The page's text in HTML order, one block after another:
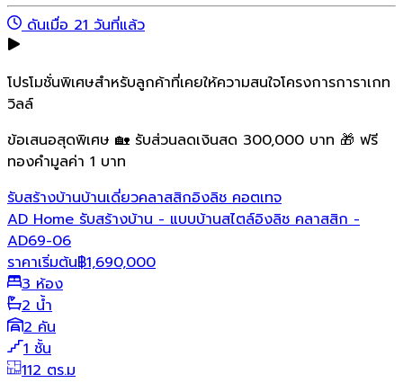
ดันเมื่อ 21 วันที่แล้ว
โปรโมชั่นพิเศษสำหรับลูกค้าที่เคยให้ความสนใจโครงการการาเกท
วิลล์
ข้อเสนอสุดพิเศษ 🏡 รับส่วนลดเงินสด 300,000 บาท 🎁 ฟรี
ทองคำมูลค่า 1 บาท
รับสร้างบ้านบ้านเดี่ยวคลาสสิกอิงลิช คอตเทจ
AD Home รับสร้างบ้าน - แบบบ้านสไตล์อิงลิช คลาสสิก -
AD69-06
ราคาเริ่มต้น฿1,690,000
3 ห้อง
2 น้ำ
2 คัน
1 ชั้น
112 ตร.ม